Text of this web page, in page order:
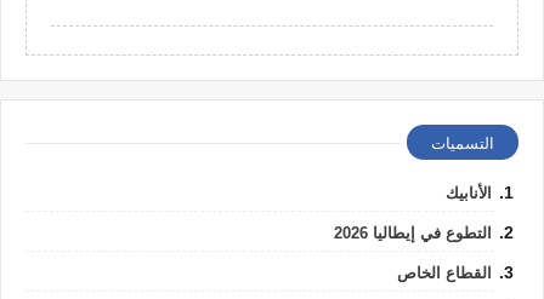
التسميات
الأنابيك
التطوع في إيطاليا 2026
القطاع الخاص